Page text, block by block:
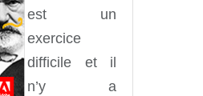
est un
exercice
difficile et il
n’y a